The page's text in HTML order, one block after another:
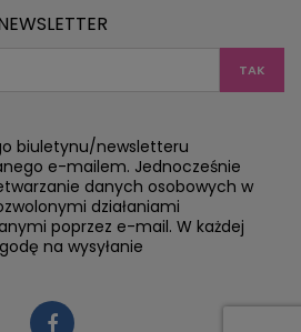
biuletynu/newsletteru
e-mailem. Jednocześnie
danych osobowych w
działaniami
poprzez e-mail. W każdej
na wysyłanie